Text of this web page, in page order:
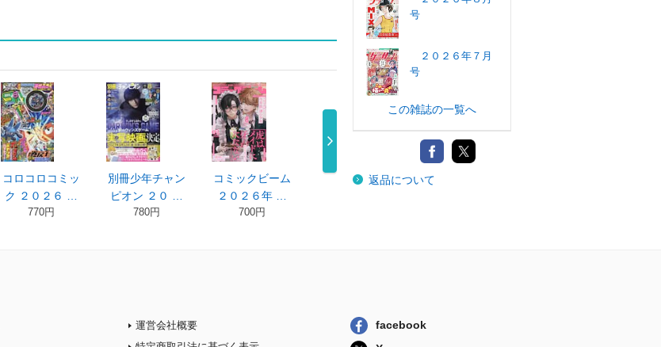
コロコロコミッ
ク ２０２６ …
770円
別冊少年チャン
ピオン ２０ …
780円
コミックビーム
２０２６年 …
700円
別冊少年マガジ
月刊ドラゴンエ
号
２０２６年７月
号
この雑誌の一覧へ
返品について
運営会社概要
facebook